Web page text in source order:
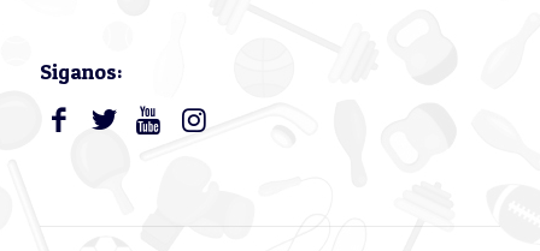
Siganos: